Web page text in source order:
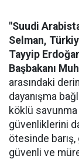
"Suudi
Selman,
Tayyip
Başbakanı
arasındaki
dayanışma
köklü
güvenliklerini
ötesinde
güvenli ve